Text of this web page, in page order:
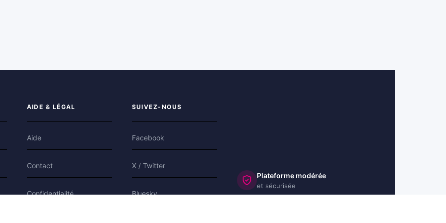
AIDE & LÉGAL
Aide
Contact
Confidentialité
SUIVEZ-NOUS
Facebook
X / Twitter
Bluesky
Plateforme modérée
et sécurisée